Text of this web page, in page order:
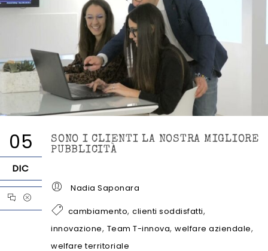
05
DIC
SONO I CLIENTI LA NOSTRA MIGLIORE
PUBBLICITÀ
Nadia Saponara
cambiamento, clienti soddisfatti,
innovazione, Team T-innova, welfare aziendale,
welfare territoriale